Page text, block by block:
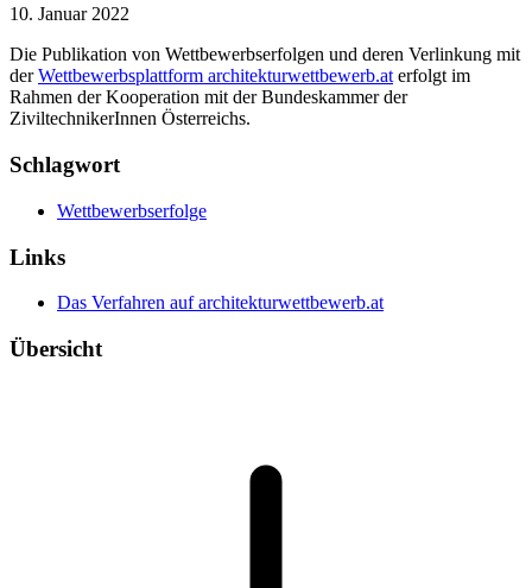
10. Januar 2022
Die Publikation von Wettbewerbserfolgen und deren Verlinkung mit
derWettbewerbsplattform architekturwettbewerb.aterfolgt im
Rahmen der Kooperation mit der Bundeskammer der
ZiviltechnikerInnen Österreichs.
Schlagwort
Wettbewerbserfolge
Links
Das Verfahren auf architekturwettbewerb.at
Übersicht